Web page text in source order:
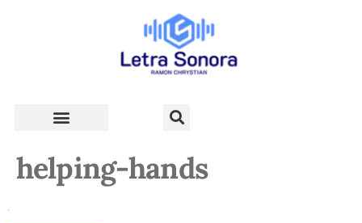
helping-hands